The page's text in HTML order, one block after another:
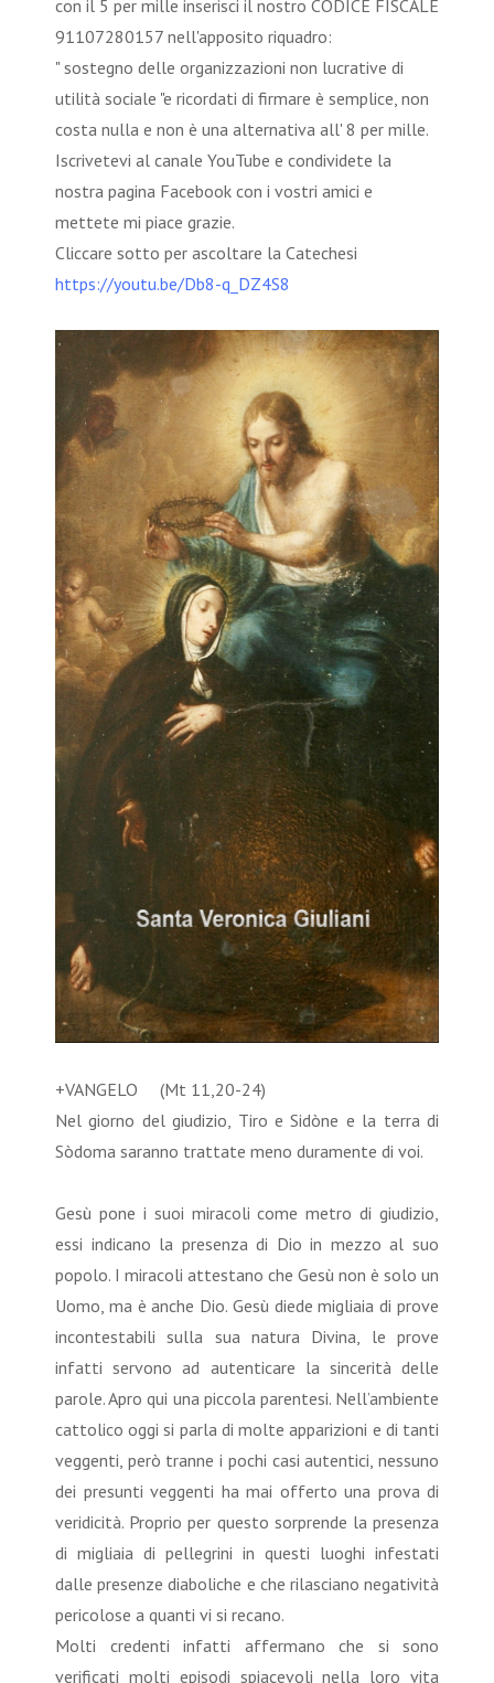
con il 5 per mille inserisci il nostro CODICE FISCALE
91107280157 nell'apposito riquadro:
" sostegno delle organizzazioni non lucrative di
utilità sociale "e ricordati di firmare è semplice, non
costa nulla e non è una alternativa all' 8 per mille.
Iscrivetevi al canale YouTube e condividete la
nostra pagina Facebook con i vostri amici e
mettete mi piace grazie.
Cliccare sotto per ascoltare la Catechesi
https://youtu.be/Db8-q_DZ4S8
+VANGELO (Mt 11,20-24)
Nel giorno del giudizio, Tiro e Sidòne e la terra di
Sòdoma saranno trattate meno duramente di voi.
Gesù pone i suoi miracoli come metro di giudizio,
essi indicano la presenza di Dio in mezzo al suo
popolo. I miracoli attestano che Gesù non è solo un
Uomo, ma è anche Dio. Gesù diede migliaia di prove
incontestabili sulla sua natura Divina, le prove
infatti servono ad autenticare la sincerità delle
parole. Apro qui una piccola parentesi. Nell’ambiente
cattolico oggi si parla di molte apparizioni e di tanti
veggenti, però tranne i pochi casi autentici, nessuno
dei presunti veggenti ha mai offerto una prova di
veridicità. Proprio per questo sorprende la presenza
di migliaia di pellegrini in questi luoghi infestati
dalle presenze diaboliche e che rilasciano negatività
pericolose a quanti vi si recano.
Molti credenti infatti affermano che si sono
verificati molti episodi spiacevoli nella loro vita